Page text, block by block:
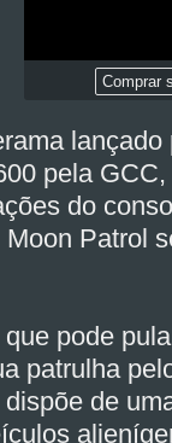
Comprar
pela
do
Patrol
pode
patrulha
de